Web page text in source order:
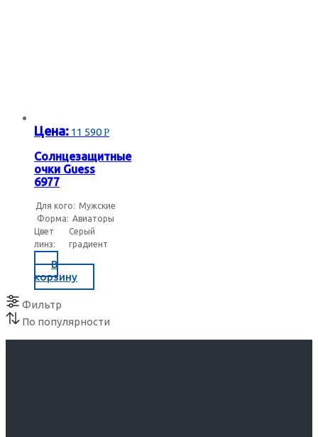
Цена: 11 590Р
Солнцезащитные
очки Guess
6977
Для кого: Мужские
Форма: Авиаторы
Цвет
линз:
Серый
градиент
В
корзину
Фильтр
По популярности